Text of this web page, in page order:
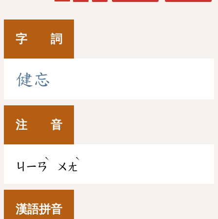
字 詞
健忘
注 音
ㄐㄧㄢ
ˋ
ㄨㄤ
ˋ
漢語拼音